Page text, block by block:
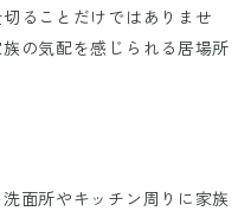
ることだけではありませ
の気配を感じられる居場所
面所やキッチン周りに家族